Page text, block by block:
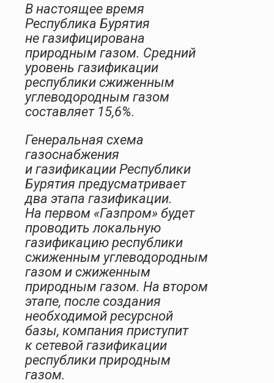
В настоящее время
Республика Бурятия
не газифицирована
природным газом. Средний
уровень газификации
республики сжиженным
углеводородным газом
составляет 15,6%.
Генеральная схема
газоснабжения
и газификации Республики
Бурятия предусматривает
два этапа газификации.
На первом «Газпром» будет
проводить локальную
газификацию республики
сжиженным углеводородным
газом и сжиженным
природным газом. На втором
этапе, после создания
необходимой ресурсной
базы, компания приступит
к сетевой газификации
республики природным
газом.